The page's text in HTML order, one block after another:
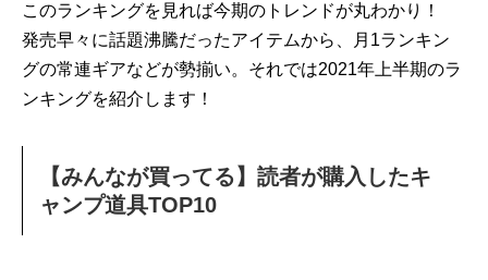
このランキングを見れば今期のトレンドが丸わかり！
発売早々に話題沸騰だったアイテムから、月1ランキン
グの常連ギアなどが勢揃い。それでは2021年上半期のラ
ンキングを紹介します！
【みんなが買ってる】読者が購入したキ
ャンプ道具TOP10